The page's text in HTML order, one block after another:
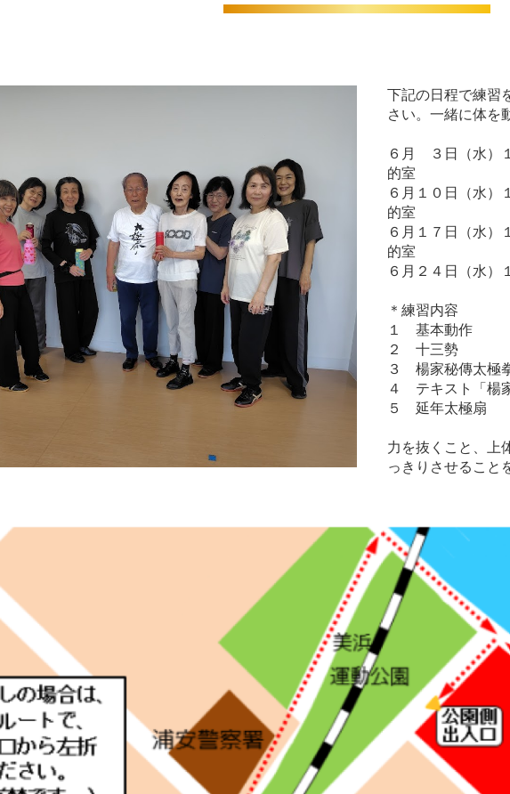
下記の日程で練習
さい。一緒に体を
６月 ３日（水）
的室
６月１０日（水
的室
６月１７日（水
的室
６月２４日（水
＊練習内容
１ 基本動作
２ 十三勢
３ 楊家秘傳太極
４ テキスト「楊
５ 延年太極扇
力を抜くこと、上
っきりさせること